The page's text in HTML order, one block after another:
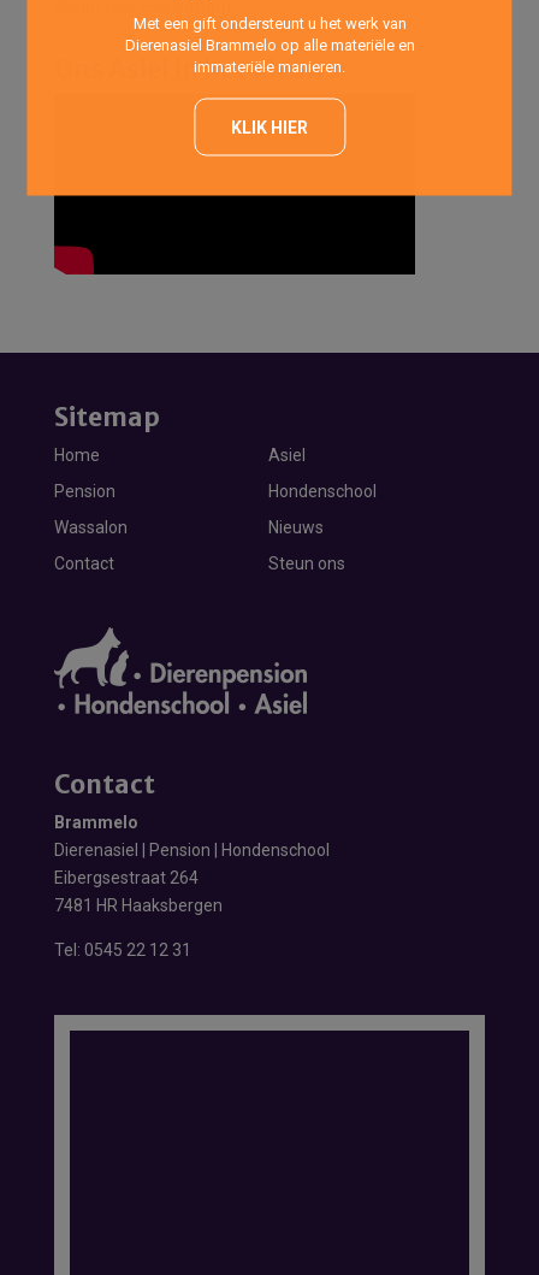
Ons Asiel in het nieuws
Met een gift ondersteunt u het werk van
Dierenasiel Brammelo op alle materiële en
immateriële manieren.
KLIK HIER
Sitemap
Home
Asiel
Pension
Hondenschool
Wassalon
Nieuws
Contact
Steun ons
Contact
Brammelo
Dierenasiel | Pension | Hondenschool
Eibergsestraat 264
7481 HR Haaksbergen
Tel: 0545 22 12 31